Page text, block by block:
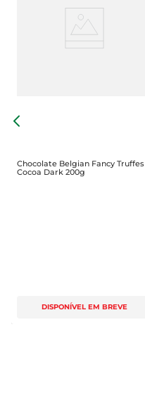
Chocolate Belgian Fancy Truffes
Cocoa Dark 200g
DISPONÍVEL EM BREVE